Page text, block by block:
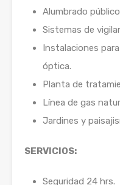
Alumbrado
Sistemas de
Instalaciones
óptica.
Planta de
Línea de gas
Jardines y
SERVICIOS:
Seguridad 24 hrs.